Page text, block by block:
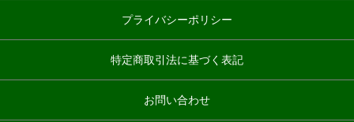
プライバシーポリシー
特定商取引法に基づく表記
お問い合わせ